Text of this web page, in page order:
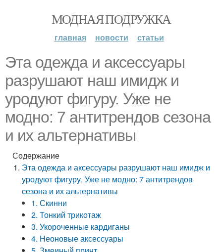
МОДНАЯ ПОДРУЖКА
главная новости статьи
Эта одежда и аксессуары
разрушают наш имидж и
уродуют фигуру. Уже не
модно: 7 антитрендов сезона
и их альтернативы
Содержание
Эта одежда и аксессуары разрушают наш имидж и
уродуют фигуру. Уже не модно: 7 антитрендов
сезона и их альтернативы
1. Скинни
2. Тонкий трикотаж
3. Укороченные кардиганы
4. Неоновые аксессуары